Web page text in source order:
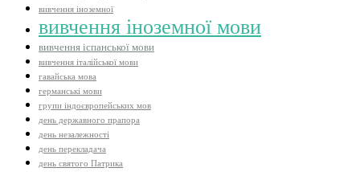
вивчення іноземної
вивчення іноземної мови
вивчення іспанської мови
вивчення італійської мови
гавайська мова
германські мови
групи індоєвропейських мов
день державного прапора
день незалежності
день перекладача
день святого Патрика